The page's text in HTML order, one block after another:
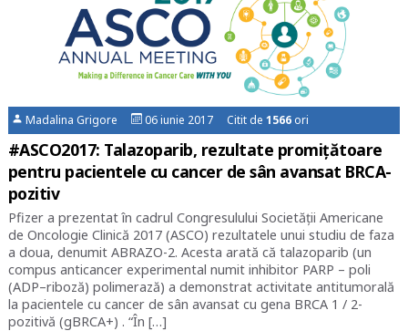
Madalina Grigore 06 iunie 2017 Citit de1566 ori
#ASCO2017: Talazoparib, rezultate promițătoare
pentru pacientele cu cancer de sân avansat BRCA-
pozitiv
Pfizer a prezentat în cadrul Congresulului Societății Americane
de Oncologie Clinică 2017 (ASCO) rezultatele unui studiu de faza
a doua, denumit ABRAZO-2. Acesta arată că talazoparib (un
compus anticancer experimental numit inhibitor PARP – poli
(ADP–riboză) polimerază) a demonstrat activitate antitumorală
la pacientele cu cancer de sân avansat cu gena BRCA 1 / 2-
pozitivă (gBRCA+) . “În […]